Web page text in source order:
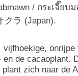
/ กระเจี๊ยบ
クラ (Japan).
vijfhoekige,
de cacaoplant.
zich naar de